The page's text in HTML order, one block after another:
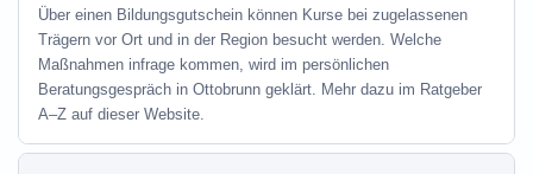
Über einen Bildungsgutschein können Kurse bei zugelassenen
Trägern vor Ort und in der Region besucht werden. Welche
Maßnahmen infrage kommen, wird im persönlichen
Beratungsgespräch in Ottobrunn geklärt. Mehr dazu im Ratgeber
A–Z auf dieser Website.